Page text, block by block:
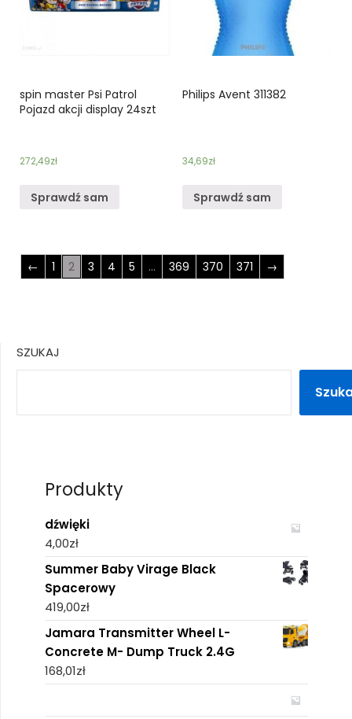
spin master Psi Patrol
Pojazd akcji display 24szt
272,49zł
Sprawdź sam
Philips Avent 311382
34,69zł
Sprawdź sam
← 1 2 3 4 5 … 369 370 371 →
SZUKAJ
Produkty
dźwięki
4,00zł
Summer Baby Virage Black
Spacerowy
419,00zł
Jamara Transmitter Wheel L-
Concrete M- Dump Truck 2.4G
168,01zł